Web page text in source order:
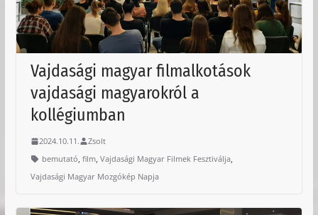
Vajdasági magyar filmalkotások
vajdasági magyarokról a
kollégiumban
2024.10.11.
Zsolt
bemutató, film, Vajdasági Magyar Filmek Fesztiválja,
Vajdasági Magyar Mozgókép Napja